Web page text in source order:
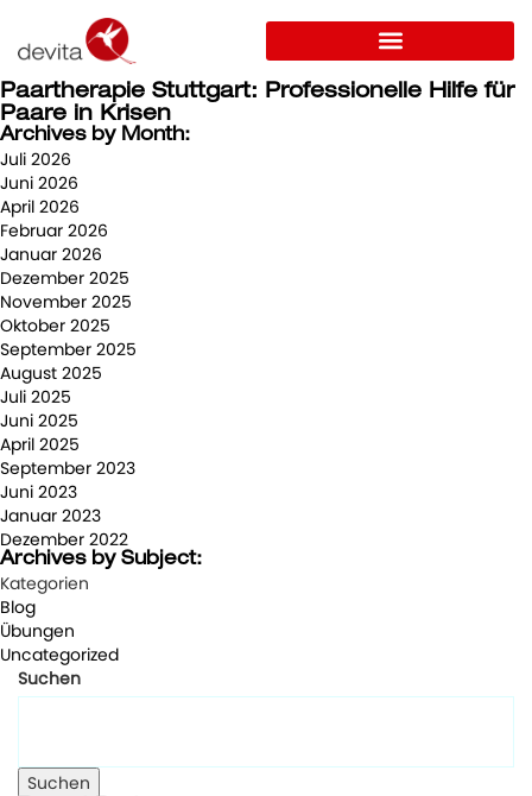
Paartherapie Stuttgart: Professionelle Hilfe für
Paare in Krisen
Archives by Month:
Juli 2026
Juni 2026
April 2026
Februar 2026
Januar 2026
Dezember 2025
November 2025
Oktober 2025
September 2025
August 2025
Juli 2025
Juni 2025
April 2025
September 2023
Juni 2023
Januar 2023
Dezember 2022
Archives by Subject:
Kategorien
Blog
Übungen
Uncategorized
Suchen
Suchen